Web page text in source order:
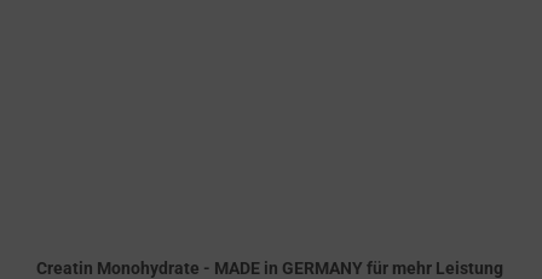
Creatin Monohydrate - MADE in GERMANY für mehr Leistung